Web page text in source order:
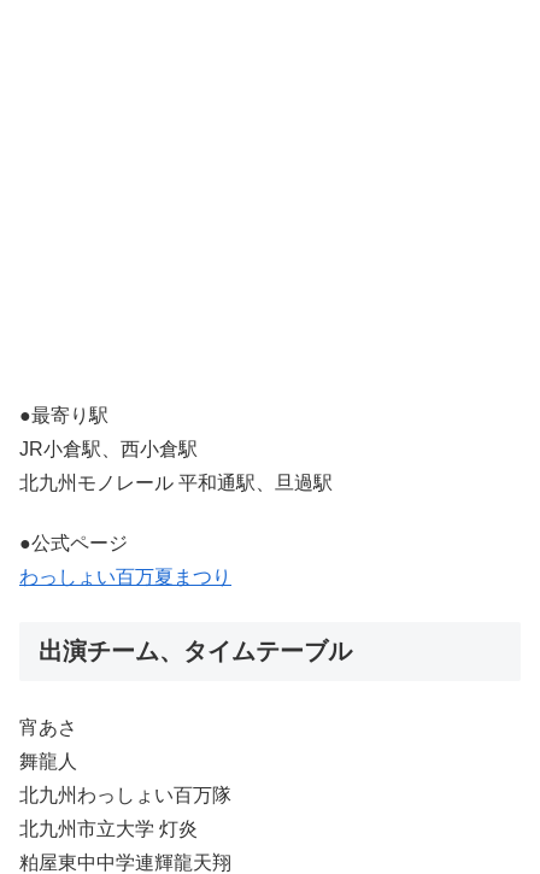
●最寄り駅
JR小倉駅、西小倉駅
北九州モノレール 平和通駅、旦過駅
●公式ページ
わっしょい百万夏まつり
出演チーム、タイムテーブル
宵あさ
舞龍人
北九州わっしょい百万隊
北九州市立大学 灯炎
粕屋東中中学連輝龍天翔